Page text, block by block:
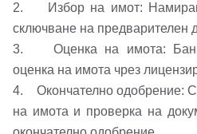
2. Избор на имот:
сключване на предварителен
3. Оценка на имота:
оценка на имота чрез
4. Окончателно одобрение:
на имота и проверка на